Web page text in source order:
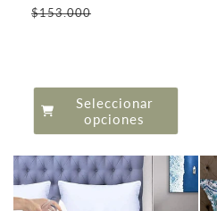
$153.000
Seleccionar
opciones